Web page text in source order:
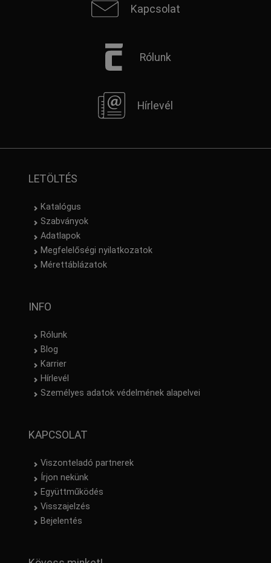
Kapcsolat
Rólunk
Hírlevél
LETÖLTÉS
Katalógus
Szabványok
Adatlapok
Megfelelőségi nyilatkozatok
Mérettáblázatok
INFO
Rólunk
Blog
Karrier
Hírlevél
Személyes adatok védelmének alapelvei
KAPCSOLAT
Viszonteladó partnerek
Írjon nekünk
Együttműködés
Visszajelzés
Bejelentés